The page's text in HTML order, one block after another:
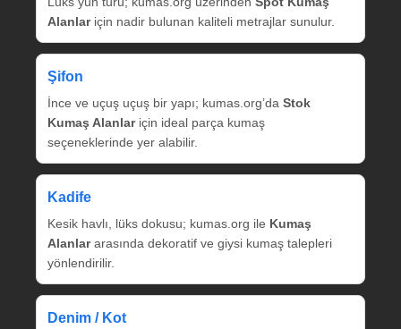
Alanlariçin nadir bulunan kaliteli metrajlar sunulur.
Şifon
İnce ve uçuş uçuş bir yapı; kumas.org’da Stok
Kumaş Alanlariçin ideal parça kumaş
seçeneklerinde yer alabilir.
Kadife
Kesik havlı, lüks dokusu; kumas.org ile Kumaş
Alanlararasında dekoratif ve giysi kumaş talepleri
yönlendirilir.
Denim / Kot